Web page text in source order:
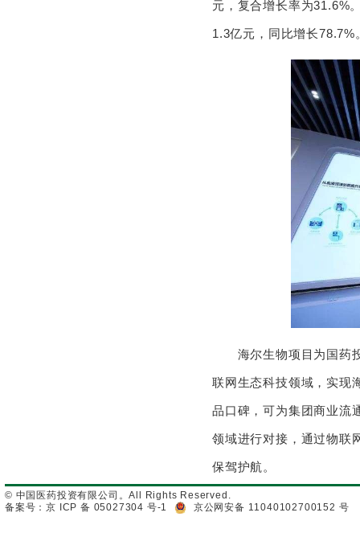
元，复合增长率为31.6%
1.3亿元，同比增长78.7%
海尔生物项目为国药投
联网生态科技领域，实现
品口碑，可为集团商业流
领域进行对接，通过物联
保驾护航。
© 中国医药投资有限公司。All Rights Reserved.
备案号：京 ICP 备 05027304 号-1
京公网安备 11040102700152 号